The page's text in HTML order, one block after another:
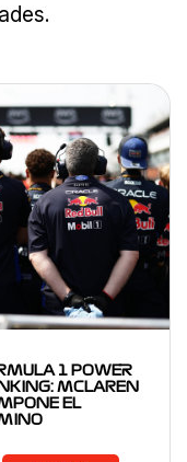
1 POWER
MCLAREN
EL